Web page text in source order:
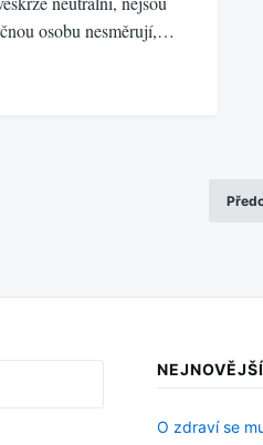
osobu nesměrují,…
O zdraví se